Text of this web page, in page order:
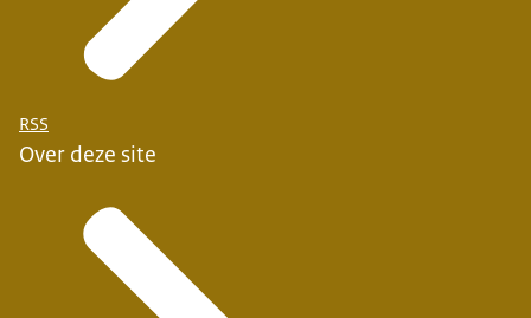
RSS
Over deze site